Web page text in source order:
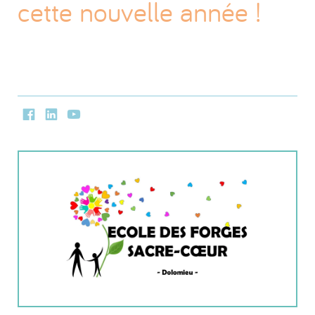
cette nouvelle année !
FacebookLinkedInYoutube